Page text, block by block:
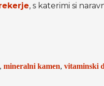
, s katerimi si
,mineralni kamen,vitaminski